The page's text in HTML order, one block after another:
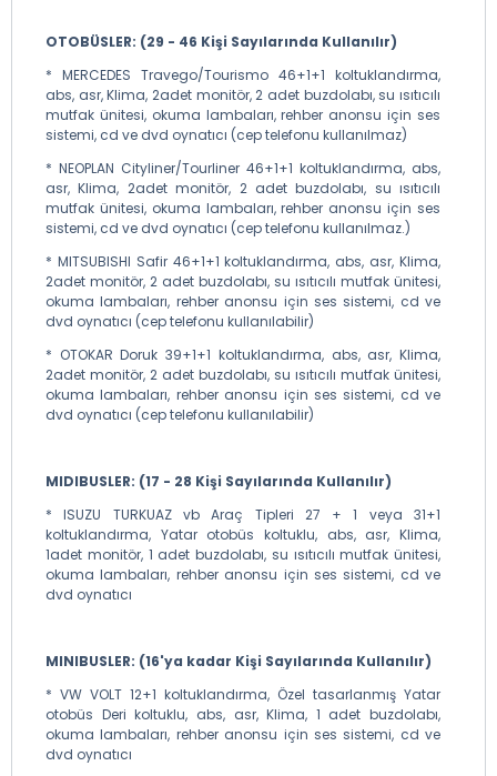
OTOBÜSLER: (29 - 46 Kişi Sayılarında Kullanılır)
* MERCEDES Travego/Tourismo 46+1+1 koltuklandırma,
abs, asr, Klima, 2adet monitör, 2 adet buzdolabı, su ısıtıcılı
mutfak ünitesi, okuma lambaları, rehber anonsu için ses
sistemi, cd ve dvd oynatıcı (cep telefonu kullanılmaz)
* NEOPLAN Cityliner/Tourliner 46+1+1 koltuklandırma, abs,
asr, Klima, 2adet monitör, 2 adet buzdolabı, su ısıtıcılı
mutfak ünitesi, okuma lambaları, rehber anonsu için ses
sistemi, cd ve dvd oynatıcı (cep telefonu kullanılmaz.)
* MITSUBISHI Safir 46+1+1 koltuklandırma, abs, asr, Klima,
2adet monitör, 2 adet buzdolabı, su ısıtıcılı mutfak ünitesi,
okuma lambaları, rehber anonsu için ses sistemi, cd ve
dvd oynatıcı (cep telefonu kullanılabilir)
* OTOKAR Doruk 39+1+1 koltuklandırma, abs, asr, Klima,
2adet monitör, 2 adet buzdolabı, su ısıtıcılı mutfak ünitesi,
okuma lambaları, rehber anonsu için ses sistemi, cd ve
dvd oynatıcı (cep telefonu kullanılabilir)
MIDIBUSLER: (17 - 28 Kişi Sayılarında Kullanılır)
* ISUZU TURKUAZ vb Araç Tipleri 27 + 1 veya 31+1
koltuklandırma, Yatar otobüs koltuklu, abs, asr, Klima,
1adet monitör, 1 adet buzdolabı, su ısıtıcılı mutfak ünitesi,
okuma lambaları, rehber anonsu için ses sistemi, cd ve
dvd oynatıcı
MINIBUSLER: (16'ya kadar Kişi Sayılarında Kullanılır)
* VW VOLT 12+1 koltuklandırma, Özel tasarlanmış Yatar
otobüs Deri koltuklu, abs, asr, Klima, 1 adet buzdolabı,
okuma lambaları, rehber anonsu için ses sistemi, cd ve
dvd oynatıcı